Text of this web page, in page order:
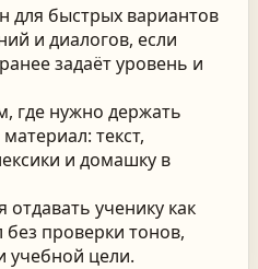
для быстрых вариантов
и диалогов, если
задаёт уровень и
где нужно держать
текст,
и домашку в
ученику как
проверки тонов,
учебной цели.